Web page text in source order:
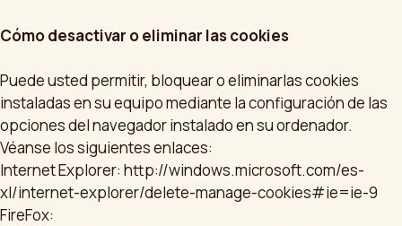
Cómo desactivar o eliminar las cookies
Puede usted permitir, bloquear o eliminarlas cookies
instaladas en su equipo mediante la configuración de las
opciones del navegador instalado en su ordenador.
Véanse los siguientes enlaces:
Internet Explorer: http://windows.microsoft.com/es-
xl/internet-explorer/delete-manage-cookies#ie=ie-9
FireFox: